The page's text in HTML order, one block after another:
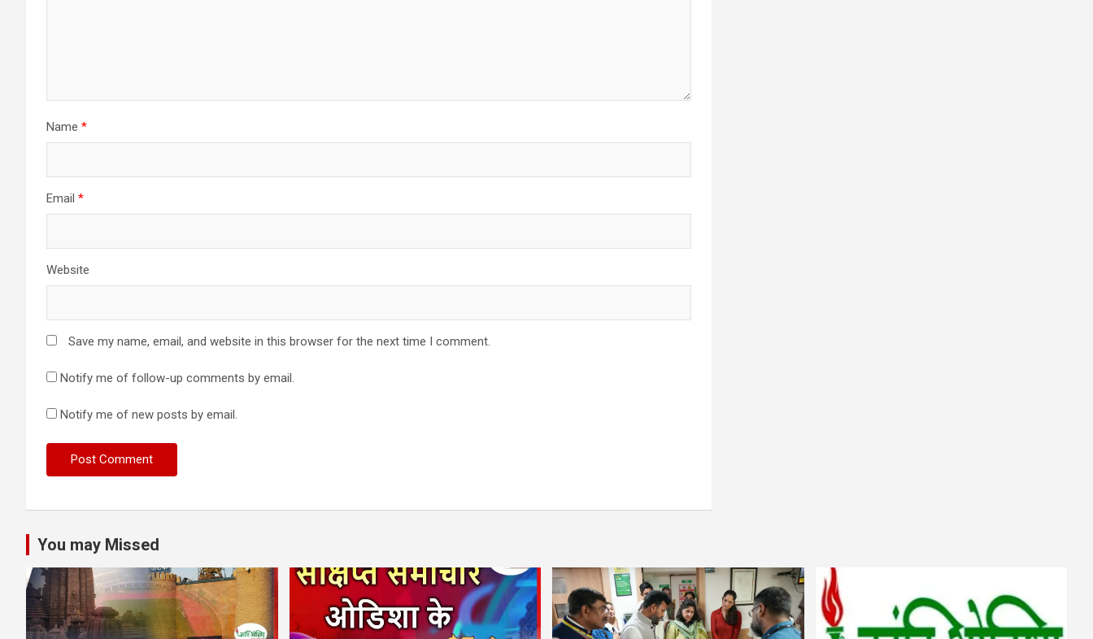
Name *
Email *
Website
Save my name, email, and website in this browser for the next time I comment.
Notify me of follow-up comments by email.
Notify me of new posts by email.
You may Missed